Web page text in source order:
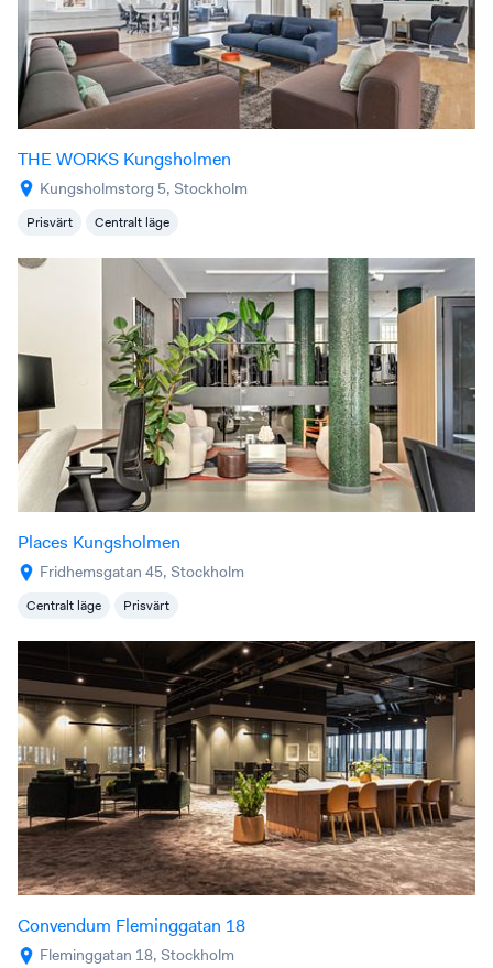
THE WORKS Kungsholmen
Kungsholmstorg 5, Stockholm
Prisvärt Centralt läge
Places Kungsholmen
Fridhemsgatan 45, Stockholm
Centralt läge Prisvärt
Convendum Fleminggatan 18
Fleminggatan 18, Stockholm